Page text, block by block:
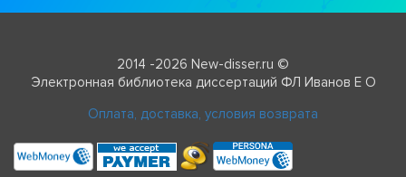
2014 -2026 New-disser.ru ©
Электронная библиотека диссертаций ФЛ Иванов Е О
Оплата, доставка, условия возврата